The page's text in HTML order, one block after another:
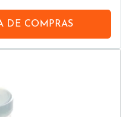
DE COMPRAS